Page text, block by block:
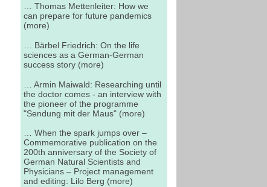
… Thomas Mettenleiter: How we
can prepare for future pandemics
(more)
… Bärbel Friedrich: On the life
sciences as a German-German
success story (more)
… Armin Maiwald: Researching until
the doctor comes - an interview with
the pioneer of the programme
"Sendung mit der Maus" (more)
… When the spark jumps over –
Commemorative publication on the
200th anniversary of the Society of
German Natural Scientists and
Physicians – Project management
and editing: Lilo Berg (more)